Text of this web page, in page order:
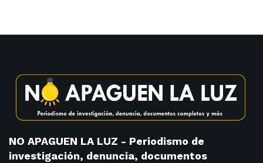
NO APAGUEN LA LUZ - Periodismo de
investigación, denuncia, documentos